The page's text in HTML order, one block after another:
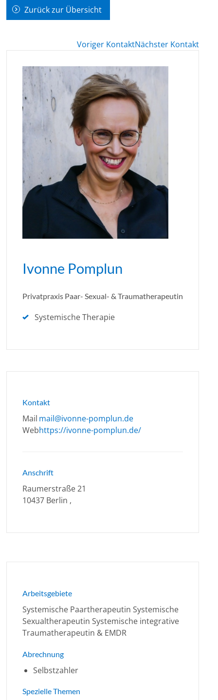
Zurück zur Übersicht
Voriger KontaktNächster Kontakt
Ivonne Pomplun
Privatpraxis Paar- Sexual- & Traumatherapeutin
Systemische Therapie
Kontakt
Mail mail@ivonne-pomplun.de
Webhttps://ivonne-pomplun.de/
Anschrift
Raumerstraße 21
10437 Berlin ,
Arbeitsgebiete
Systemische Paartherapeutin Systemische
Sexualtherapeutin Systemische integrative
Traumatherapeutin & EMDR
Abrechnung
Selbstzahler
Spezielle Themen